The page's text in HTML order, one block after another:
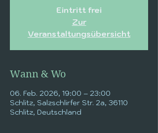
Eintritt frei
Zur
Veranstaltungsübersicht
Wann & Wo
06. Feb. 2026, 19:00 – 23:00
Schlitz, Salzschlirfer Str. 2a, 36110
Schlitz, Deutschland